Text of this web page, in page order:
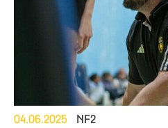
04.06.2025 NF2